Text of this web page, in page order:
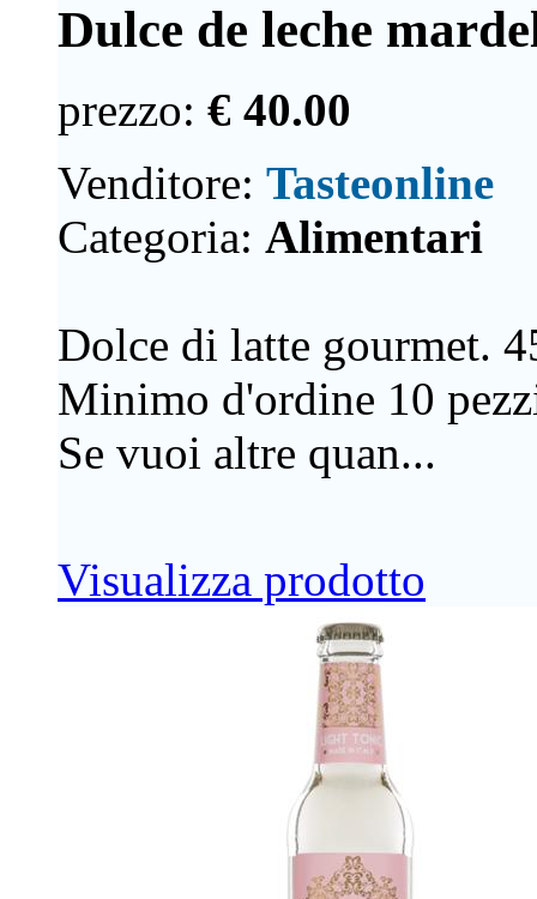
Dulce de leche
prezzo: € 40.00
Venditore: Tasteonline
Categoria: Alimentari
Dolce di latte gourmet.
Minimo d'ordine 10
Se vuoi altre quan...
Visualizza prodotto